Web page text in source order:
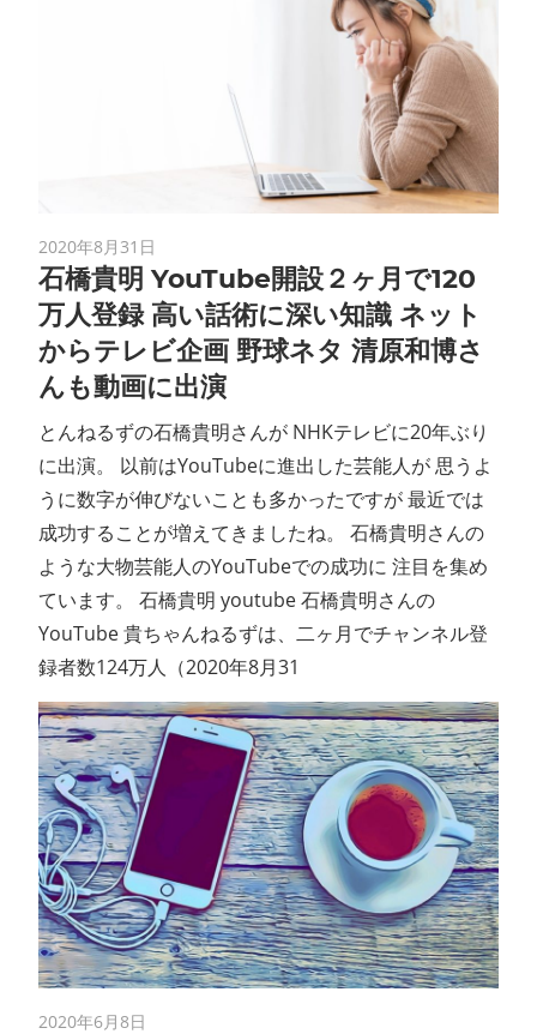
2020年8月31日
石橋貴明 YouTube開設２ヶ月で120
万人登録 高い話術に深い知識 ネット
からテレビ企画 野球ネタ 清原和博さ
んも動画に出演
とんねるずの石橋貴明さんが NHKテレビに20年ぶり
に出演。 以前はYouTubeに進出した芸能人が 思うよ
うに数字が伸びないことも多かったですが 最近では
成功することが増えてきましたね。 石橋貴明さんの
ような大物芸能人のYouTubeでの成功に 注目を集め
ています。 石橋貴明 youtube 石橋貴明さんの
YouTube 貴ちゃんねるずは、二ヶ月でチャンネル登
録者数124万人（2020年8月31
2020年6月8日